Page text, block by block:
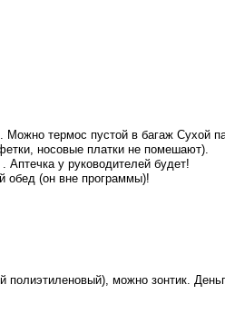
термос пустой в багаж Сухой
носовые платки не помешают).
Аптечка у руководителей будет!
обед (он вне программы)!
можно зонтик.